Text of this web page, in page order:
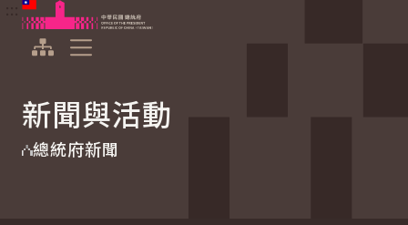
跳到主要內容
中華民國總統府
新聞與活動
總統府新聞